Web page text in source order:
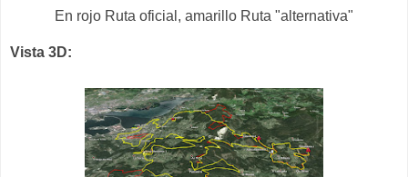
En rojo Ruta oficial, amarillo Ruta "alternativa"
Vista 3D: